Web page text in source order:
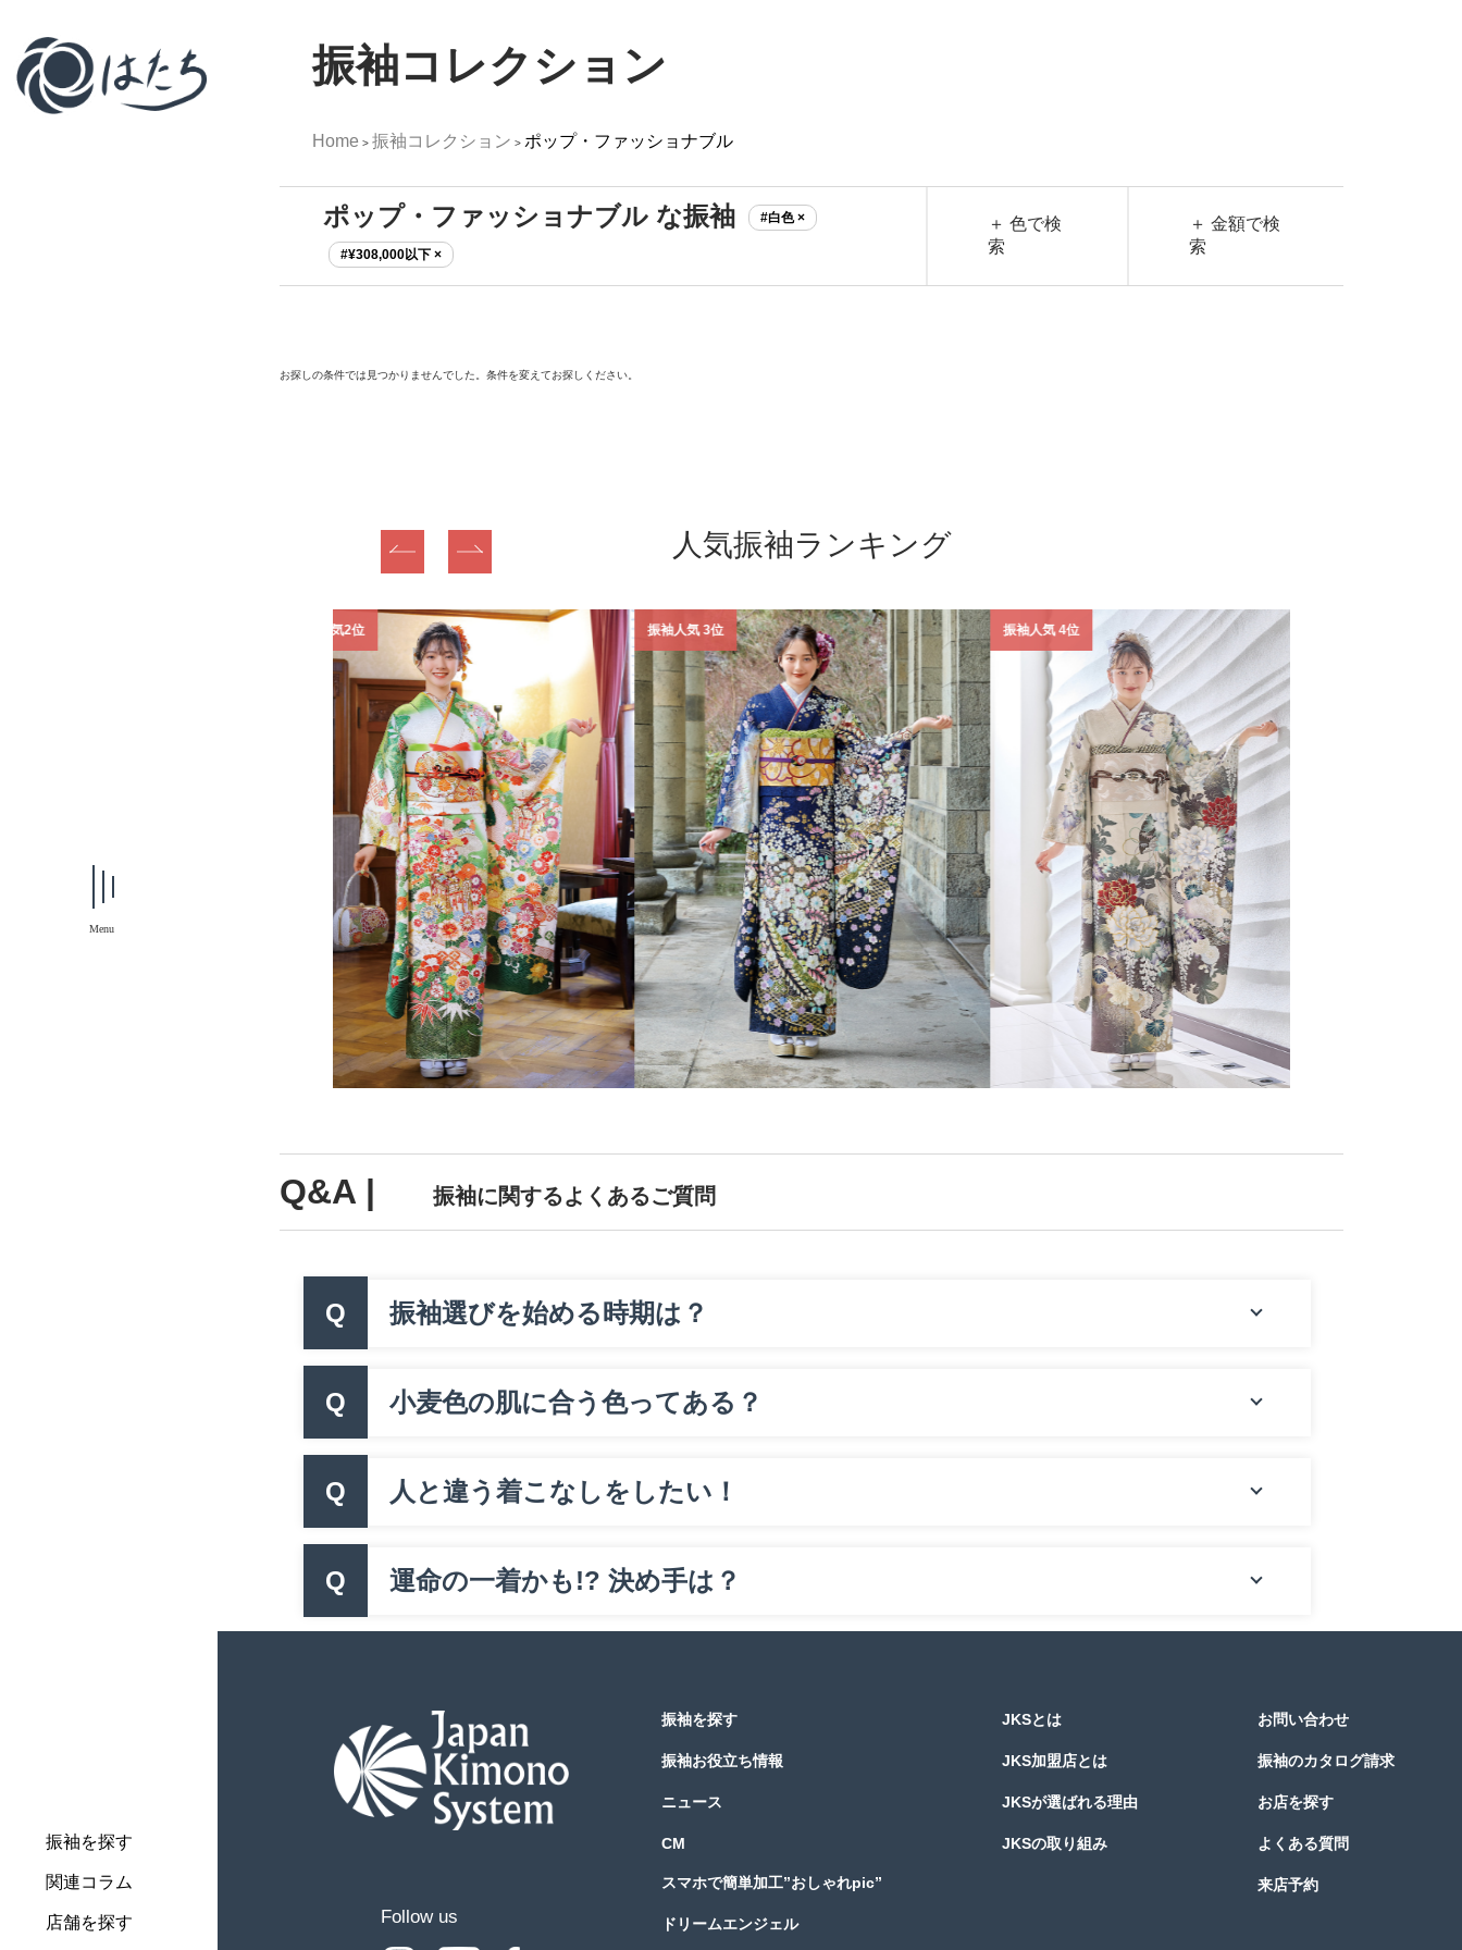
振袖を探す
関連コラム
店舗を探す
Menu
振袖コレクション
Home >振袖コレクション > ポップ・ファッショナブル
ポップ・ファッショナブル な振袖 #白色 ×
#¥308,000以下 ×
＋ 色で検
索
＋ 金額で検
索
お探しの条件では見つかりませんでした。条件を変えてお探しください。
人気振袖ランキング
振袖人気2位 振袖人気 3位 振袖人気 4位
Q&A | 振袖に関するよくあるご質問
Q 振袖選びを始める時期は？
Q 小麦色の肌に合う色ってある？
Q 人と違う着こなしをしたい！
Q 運命の一着かも!? 決め手は？
Follow us
振袖を探す
振袖お役立ち情報
ニュース
CM
スマホで簡単加工”おしゃれpic”
ドリームエンジェル
JKSとは
JKS加盟店とは
JKSが選ばれる理由
JKSの取り組み
お問い合わせ
振袖のカタログ請求
お店を探す
よくある質問
来店予約